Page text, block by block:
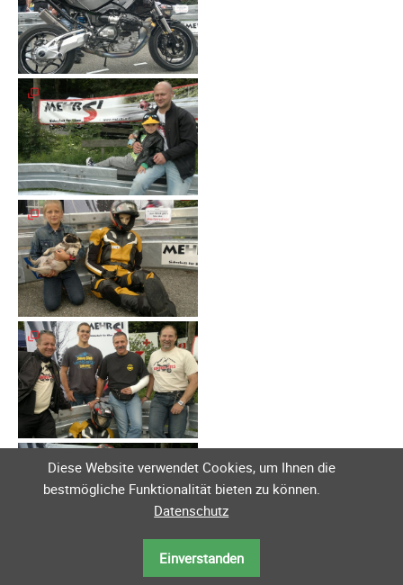
Diese Website verwendet Cookies, um Ihnen die
bestmögliche Funktionalität bieten zu können.
Datenschutz
Einverstanden